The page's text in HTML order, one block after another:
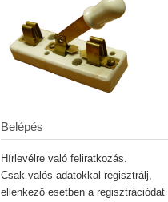
Belépés
Hírlevélre való feliratkozás.
Csak valós adatokkal regisztrálj,
ellenkező esetben a regisztrációdat